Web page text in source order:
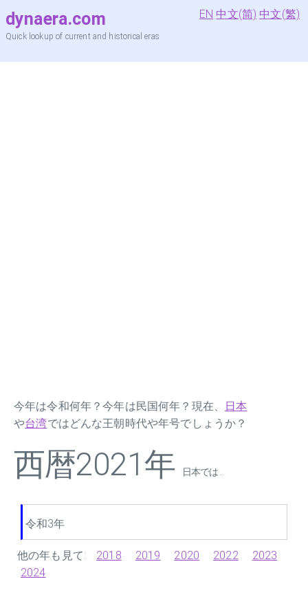
dynaera.com
Quick lookup of current and historical eras
EN 中文(简) 中文(繁)
今年は令和何年？今年は民国何年？現在、
日本
や台湾ではどんな王朝時代や年号でしょうか？
西暦2021年 日本では ...
令和3年
他の年も見て: 2018 2019 2020 2022
2023
2024